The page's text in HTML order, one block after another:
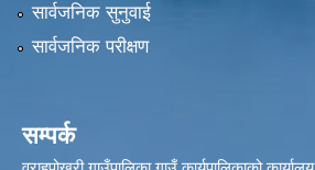
सार्वजनिक सुनुवाई
सार्वजनिक परीक्षण
सम्पर्क